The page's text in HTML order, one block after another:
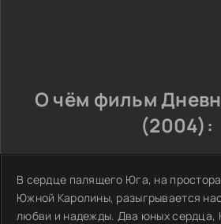
О чём фильм
(2004):
В сердце палящего Юга, на
Южной Каролины, разыгрывается
любви и надежды. Два юных сердца,